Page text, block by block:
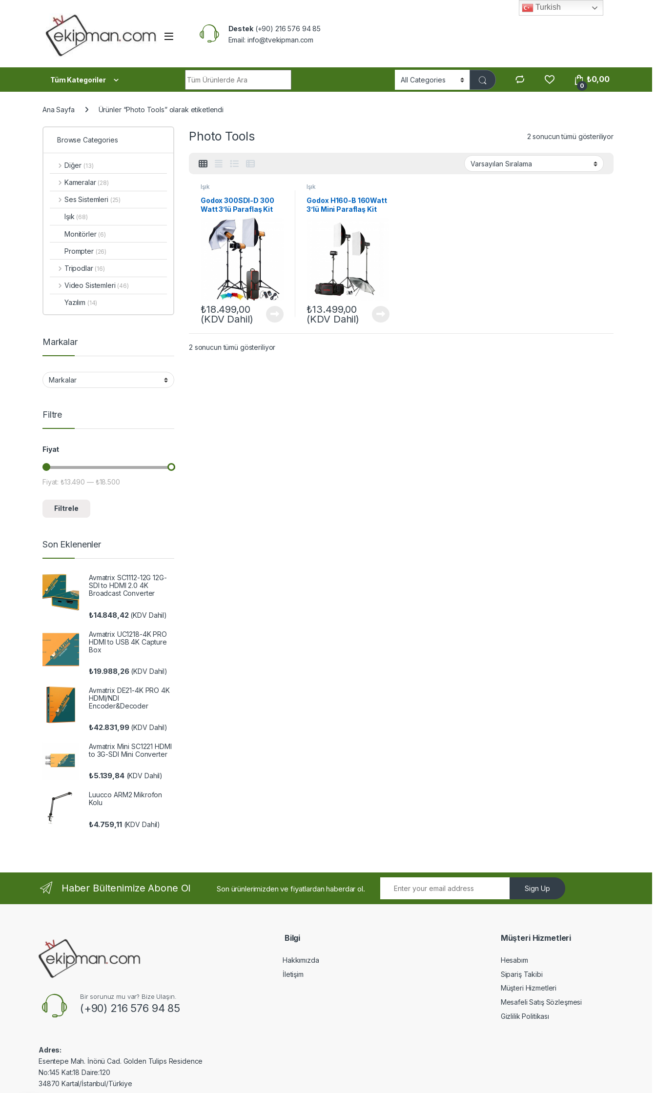
Destek(+90) 216 576 94 85
Email: info@tvekipman.com
Tüm Kategoriler
0
₺0,00
Ana Sayfa Ürünler “Photo Tools” olarak etiketlendi
Photo Tools 2 sonucun tümü gösteriliyor
Işık
Godox 300SDI-D 300
Watt 3’lü Paraflaş Kit
(FDCA30900)
₺18.499,00
(KDV Dahil)
Işık
Godox H160-B 160Watt
3’lü Mini Paraflaş Kit
₺13.499,00
(KDV Dahil)
2 sonucun tümü gösteriliyor
Browse Categories
Diğer (13)
Kameralar (28)
Ses Sistemleri (25)
Işık (68)
Monitörler (6)
Prompter (26)
Tripodlar (16)
Video Sistemleri (46)
Yazılım (14)
Markalar
Filtre
Fiyat
En düşük fiyat
En yüksek fiyat
Filtrele
Fiyat:₺13.490 — ₺18.500
Son Eklenenler
Avmatrix SC1112-12G 12G-
SDI to HDMI 2.0 4K
Broadcast Converter
₺14.848,42(KDV Dahil)
Avmatrix UC1218-4K PRO
HDMI to USB 4K Capture
Box
₺19.988,26(KDV Dahil)
Avmatrix DE21-4K PRO 4K
HDMI/NDI
Encoder&Decoder
₺42.831,99(KDV Dahil)
Avmatrix Mini SC1221 HDMI
to 3G-SDI Mini Converter
₺5.139,84(KDV Dahil)
Luucco ARM2 Mikrofon
Kolu
₺4.759,11(KDV Dahil)
Haber Bültenimize Abone Ol Son ürünlerimizden ve fiyatlardan haberdar ol. Sign Up
Bir sorunuz mu var? Bize Ulaşın.
(+90) 216 576 94 85
Adres:
Esentepe Mah. İnönü Cad. Golden Tulips Residence
No:145 Kat:18 Daire:120
34870 Kartal/İstanbul/Türkiye
Bilgi
Hakkımızda
İletişim
Müşteri Hizmetleri
Hesabım
Sipariş Takibi
Müşteri Hizmetleri
Mesafeli Satış Sözleşmesi
Gizlilik Politikası
Turkish